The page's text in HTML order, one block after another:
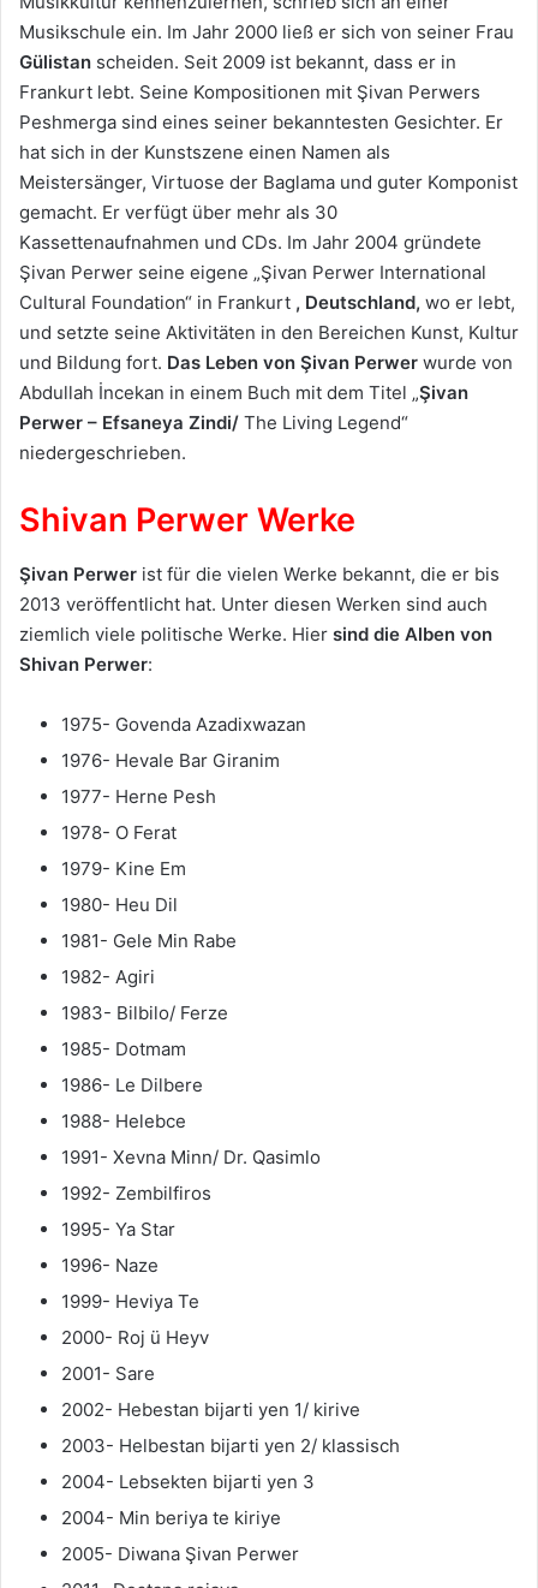
Musikschule ein. Im Jahr 2000 ließ er sich von seiner Frau
Gülistan scheiden. Seit 2009 ist bekannt, dass er in
Frankurt lebt. Seine Kompositionen mit Şivan Perwers
Peshmerga sind eines seiner bekanntesten Gesichter. Er
hat sich in der Kunstszene einen Namen als
Meistersänger, Virtuose der Baglama und guter Komponist
gemacht. Er verfügt über mehr als 30
Kassettenaufnahmen und CDs. Im Jahr 2004 gründete
Şivan Perwer seine eigene „Şivan Perwer International
Cultural Foundation“ in Frankurt , Deutschland, wo er lebt,
und setzte seine Aktivitäten in den Bereichen Kunst, Kultur
und Bildung fort. Das Leben von Şivan Perwer wurde von
Abdullah İncekan in einem Buch mit dem Titel „Şivan
Perwer – Efsaneya Zindi/ The Living Legend“
niedergeschrieben.
Shivan Perwer Werke
Şivan Perwer ist für die vielen Werke bekannt, die er bis
2013 veröffentlicht hat. Unter diesen Werken sind auch
ziemlich viele politische Werke. Hier sind die Alben von
Shivan Perwer:
1975- Govenda Azadixwazan
1976- Hevale Bar Giranim
1977- Herne Pesh
1978- O Ferat
1979- Kine Em
1980- Heu Dil
1981- Gele Min Rabe
1982- Agiri
1983- Bilbilo/ Ferze
1985- Dotmam
1986- Le Dilbere
1988- Helebce
1991- Xevna Minn/ Dr. Qasimlo
1992- Zembilfiros
1995- Ya Star
1996- Naze
1999- Heviya Te
2000- Roj ü Heyv
2001- Sare
2002- Hebestan bijarti yen 1/ kirive
2003- Helbestan bijarti yen 2/ klassisch
2004- Lebsekten bijarti yen 3
2004- Min beriya te kiriye
2005- Diwana Şivan Perwer